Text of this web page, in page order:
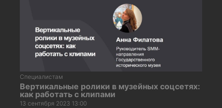
Специалистам
Вертикальные ролики в музейных соцсетях:
как работать с клипами
13 сентября 2023 13:00